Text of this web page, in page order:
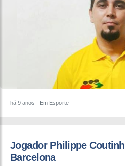
há 9 anos - Em Esporte
Jogador Philippe
Barcelona